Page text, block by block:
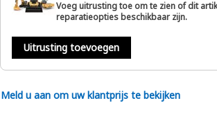
Voeg uitrusting toe om te zien of dit
reparatieopties beschikbaar zijn.
Uitrusting toevoegen
Meld u aan om uw klantprijs te bekijken